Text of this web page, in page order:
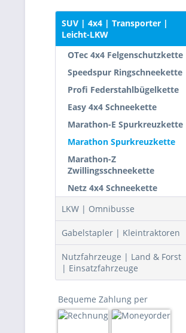
SUV | 4x4 | Transporter |
Leicht-LKW
OTec 4x4 Felgenschutzkette
Speedspur Ringschneekette
Profi Federstahlbügelkette
Easy 4x4 Schneekette
Marathon-E Spurkreuzkette
Marathon Spurkreuzkette
Marathon-Z
Zwillingsschneekette
Netz 4x4 Schneekette
LKW | Omnibusse
Gabelstapler | Kleintraktoren
Nutzfahrzeuge | Land & Forst
| Einsatzfahrzeuge
Bequeme Zahlung per